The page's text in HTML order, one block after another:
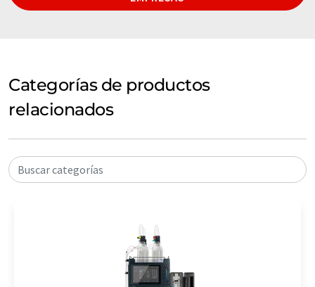
Categorías de productos
relacionados
Buscar categorías